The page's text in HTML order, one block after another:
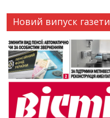
Новий випуск газети